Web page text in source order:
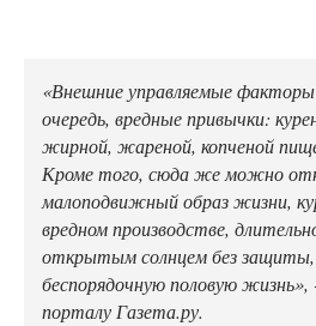
«Внешние управляемые
очередь, вредные привычки:
жирной, жареной, копченой
Кроме того, сюда же можно
малоподвижный образ жизни,
вредном производстве,
открытым солнцем без
беспорядочную половую жизнь»,
порталу Газета.ру.